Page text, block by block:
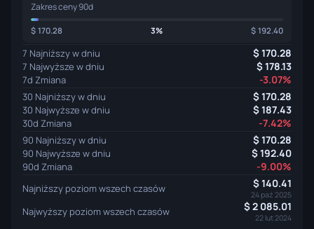
Zakres ceny 90d
170.28 3% 192.40
7 Najniższy w dniu 170.28
7 Najwyższe w dniu 178.13
7d Zmiana -3.07%
30 Najniższy w dniu 170.28
30 Najwyższe w dniu 187.43
30d Zmiana -7.42%
90 Najniższy w dniu 170.28
90 Najwyższe w dniu 192.40
90d Zmiana -9.00%
Najniższy poziom wszech czasów 140.41
24 paź 2025
Najwyższy poziom wszech czasów 2 085.01
22 lut 2024